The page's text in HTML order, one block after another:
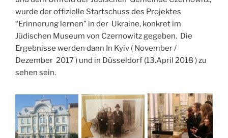
wurde der offizielle Startschuss des Projektes
“Erinnerung lernen” in der Ukraine, konkret im
Jüdischen Museum von Czernowitz gegeben. Die
Ergebnisse werden dann In Kyiv ( November /
Dezember 2017 ) und in Düsseldorf (13.April 2018 ) zu
sehen sein.